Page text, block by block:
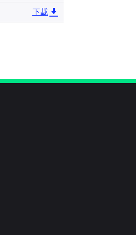
下載